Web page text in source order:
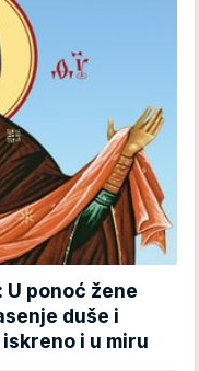
U ponoć žene
duše i
i u miru